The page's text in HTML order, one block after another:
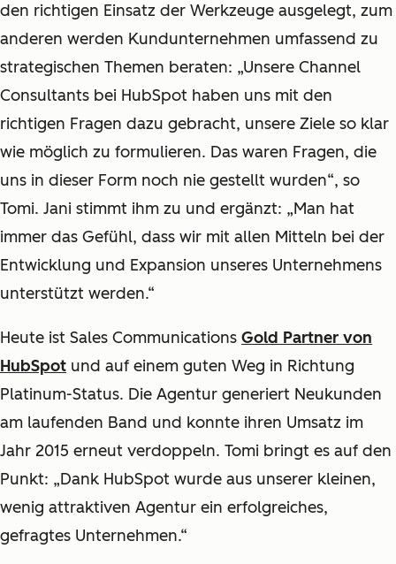
den richtigen Einsatz der Werkzeuge ausgelegt, zum
anderen werden Kundunternehmen umfassend zu
strategischen Themen beraten: „Unsere Channel
Consultants bei HubSpot haben uns mit den
richtigen Fragen dazu gebracht, unsere Ziele so klar
wie möglich zu formulieren. Das waren Fragen, die
uns in dieser Form noch nie gestellt wurden“, so
Tomi. Jani stimmt ihm zu und ergänzt: „Man hat
immer das Gefühl, dass wir mit allen Mitteln bei der
Entwicklung und Expansion unseres Unternehmens
unterstützt werden.“
Heute ist Sales Communications Gold Partner von
HubSpot und auf einem guten Weg in Richtung
Platinum-Status. Die Agentur generiert Neukunden
am laufenden Band und konnte ihren Umsatz im
Jahr 2015 erneut verdoppeln. Tomi bringt es auf den
Punkt: „Dank HubSpot wurde aus unserer kleinen,
wenig attraktiven Agentur ein erfolgreiches,
gefragtes Unternehmen.“